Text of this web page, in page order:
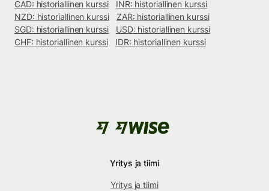
CAD: historiallinen kurssi
INR: historiallinen kurssi
NZD: historiallinen kurssi
ZAR: historiallinen kurssi
SGD: historiallinen kurssi
USD: historiallinen kurssi
CHF: historiallinen kurssi
IDR: historiallinen kurssi
Yritys ja tiimi
Yritys ja tiimi